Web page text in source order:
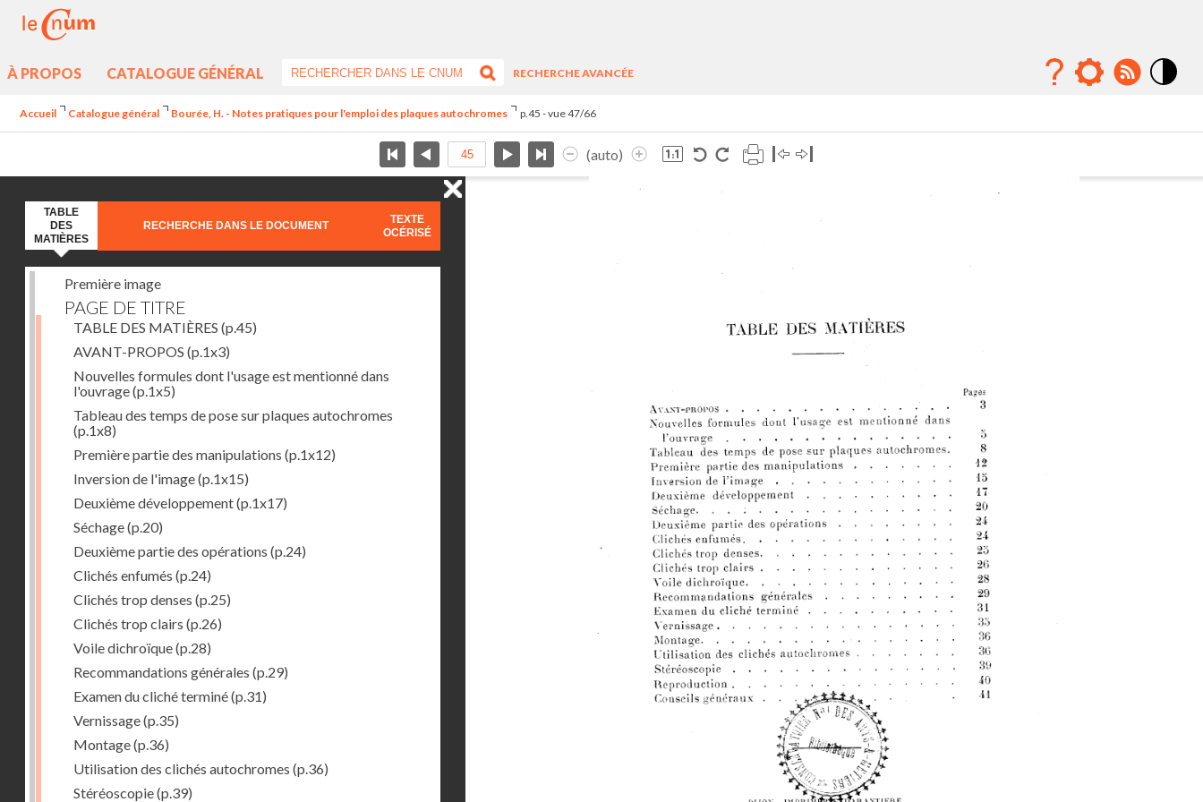
À PROPOS CATALOGUE GÉNÉRAL
RECHERCHE AVANCÉE
Accueil Catalogue général Bourée, H. - Notes pratiques pour l'emploi des plaques autochromes p.45 - vue 47/66
(auto)
TABLE
DES
MATIÈRES
RECHERCHE DANS LE DOCUMENT
TEXTE
OCÉRISÉ
Première image
PAGE DE TITRE
TABLE DES MATIÈRES (p.45)
AVANT-PROPOS (p.1x3)
Nouvelles formules dont l'usage est mentionné dans
l'ouvrage(p.1x5)
Tableau des temps de pose sur plaques autochromes
(p.1x8)
Première partie des manipulations (p.1x12)
Inversion de l'image(p.1x15)
Deuxième développement(p.1x17)
Séchage(p.20)
Deuxième partie des opérations (p.24)
Clichés enfumés (p.24)
Clichés trop denses (p.25)
Clichés trop clairs (p.26)
Voile dichroïque(p.28)
Recommandations générales (p.29)
Examen du cliché terminé(p.31)
Vernissage(p.35)
Montage(p.36)
Utilisation des clichés autochromes (p.36)
Stéréoscopie(p.39)